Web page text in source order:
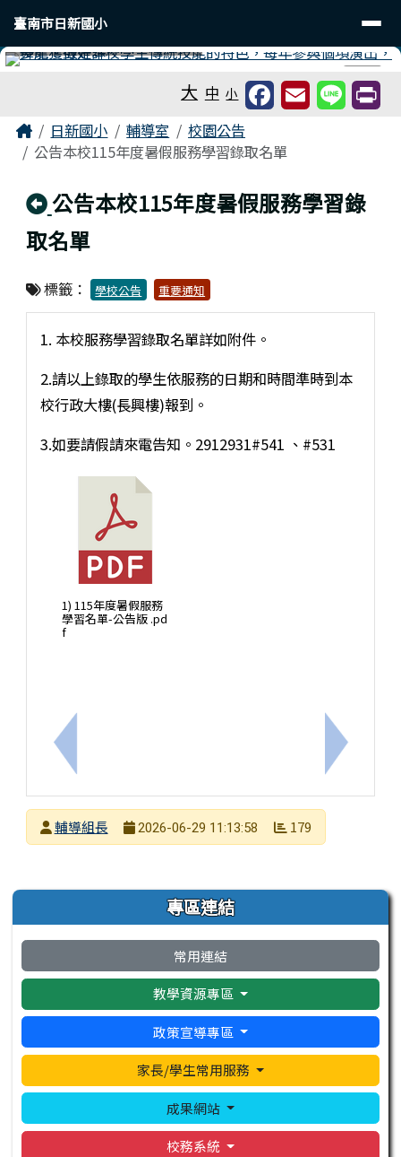
臺南市日新國小
導覽列
臺南市日新國小
⏸
大 中 小
主內容區域
Home日新國小 輔導室
校園公告
公告本校115年度暑假服務學習錄取名單
回上頁
公告本校115年度暑假服務學習錄
取名單
標籤： 學校公告 重要通知
上一筆：轉知衛生局與奇美醫療財團法人奇美醫院
1. 本校服務學習錄取名單詳如附件。
2.請以上錄取的學生依服務的日期和時間準時到本
校行政大樓(長興樓)報到。
3.如要請假請來電告知。2912931#541 、#531
1) 115年度暑假服務
學習名單-公告版 .pd
f
下一筆：
發布者
輔導組長
2026-06-29 11:13:58 179
左邊區域內容 專區連結
常用連結
教學資源專區
政策宣導專區
家長/學生常用服務
成果網站
校務系統
頁尾區域